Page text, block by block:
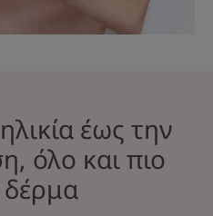
έως την
όλο και πιο